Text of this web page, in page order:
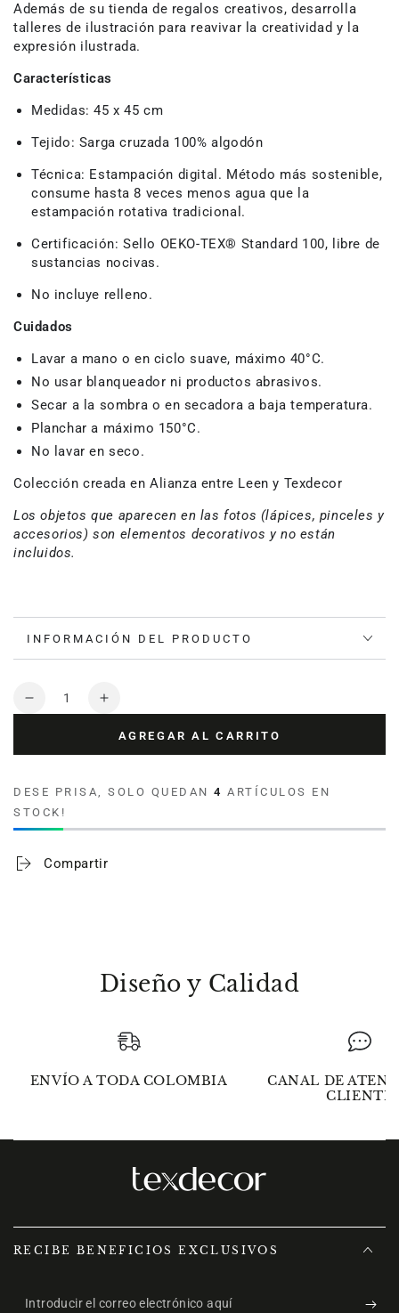
Además de su tienda de regalos creativos, desarrolla
talleres de ilustración para reavivar la creatividad y la
expresión ilustrada.
Características
Medidas:45 x 45 cm
Tejido: Sarga cruzada 100% algodón
Técnica: Estampación digital. Método más sostenible,
consume hasta 8 veces menos agua que la
estampación rotativa tradicional.
Certificación: Sello OEKO-TEX® Standard 100, libre de
sustancias nocivas.
No incluye relleno.
Cuidados
Lavar a mano o en ciclo suave, máximo 40°C.
No usar blanqueador ni productos abrasivos.
Secar a la sombra o en secadora a baja temperatura.
Planchar a máximo 150°C.
No lavar en seco.
Colección creada en Alianza entre Leen y Texdecor
Los objetos que aparecen en las fotos (lápices, pinceles y
accesorios) son elementos decorativos y no están
incluidos.
INFORMACIÓN DEL PRODUCTO
Cantidad
Reducir
Cuadrada
Ilustrada
Corazon
Selva
By
Aumentar
para
Cuadrada
Corazon
By
AGREGAR AL CARRITO
DESE PRISA, SOLO QUEDAN 4 ARTÍCULOS EN
STOCK!
Compartir
Diseño y Calidad
ENVÍO A TODA COLOMBIA
CANAL DE
CLIENTE
RECIBE BENEFICIOS EXCLUSIVOS
Introducir